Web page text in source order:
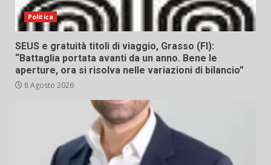
Politica
SEUS e gratuità titoli di viaggio, Grasso (FI):
“Battaglia portata avanti da un anno. Bene le
aperture, ora si risolva nelle variazioni di bilancio”
8 Agosto 2026